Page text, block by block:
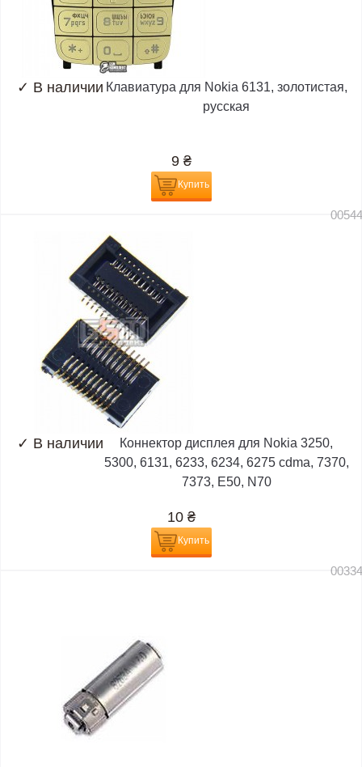
✓ В наличии Клавиатура для Nokia 6131, золотистая,
русская
9 ₴
Купить
✓ В наличии
Коннектор дисплея для Nokia 3250,
5300, 6131, 6233, 6234, 6275 cdma, 7370,
7373, E50, N70
10 ₴
Купить